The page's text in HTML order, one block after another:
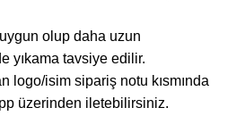
olup daha uzun
yıkama tavsiye edilir.
logo/isim sipariş notu kısmında
üzerinden iletebilirsiniz.